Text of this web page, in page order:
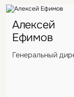
Алексей
Ефимов
Генеральный